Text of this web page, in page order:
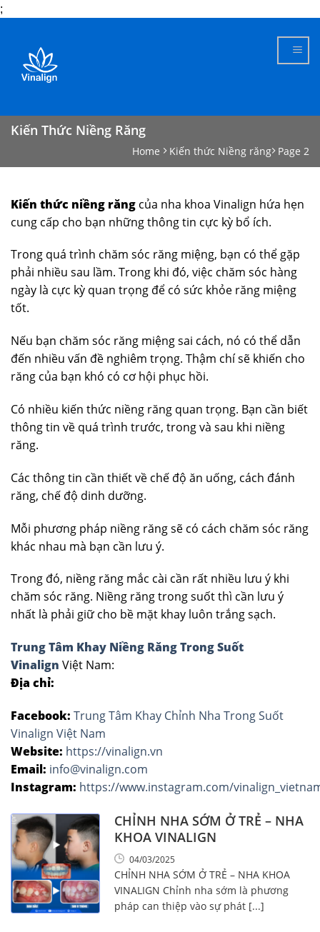
;
content
Kiến Thức Niềng Răng
Home Kiến thức Niềng răng Page 2
Kiến thức niềng răng của nha khoa Vinalign hứa hẹn
cung cấp cho bạn những thông tin cực kỳ bổ ích.
Trong quá trình chăm sóc răng miệng, bạn có thể gặp
phải nhiều sau lầm. Trong khi đó, việc chăm sóc hàng
ngày là cực kỳ quan trọng để có sức khỏe răng miệng
tốt.
Nếu bạn chăm sóc răng miệng sai cách, nó có thể dẫn
đến nhiều vấn đề nghiêm trọng. Thậm chí sẽ khiến cho
răng của bạn khó có cơ hội phục hồi.
Có nhiều kiến thức niềng răng quan trọng. Bạn cần biết
thông tin về quá trình trước, trong và sau khi niềng
răng.
Các thông tin cần thiết về chế độ ăn uống, cách đánh
răng, chế độ dinh dưỡng.
Mỗi phương pháp niềng răng sẽ có cách chăm sóc răng
khác nhau mà bạn cần lưu ý.
Trong đó, niềng răng mắc cài cần rất nhiều lưu ý khi
chăm sóc răng. Niềng răng trong suốt thì cần lưu ý
nhất là phải giữ cho bề mặt khay luôn trắng sạch.
Trung Tâm Khay Niềng Răng Trong Suốt
Vinalign Việt Nam:
Địa chỉ:
Facebook: Trung Tâm Khay Chỉnh Nha Trong Suốt
Vinalign Việt Nam
Website: https://vinalign.vn
Email: info@vinalign.com
Instagram: https://www.instagram.com/
CHỈNH NHA SỚM Ở TRẺ – NHA
KHOA VINALIGN
04/03/2025
CHỈNH NHA SỚM Ở TRẺ – NHA KHOA
VINALIGN Chỉnh nha sớm là phương
pháp can thiệp vào sự phát [...]